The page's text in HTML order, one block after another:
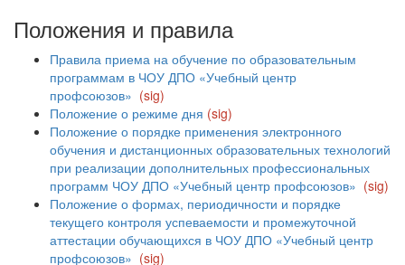
Положения и правила
Правила приема на обучение по образовательным
программам в ЧОУ ДПО «Учебный центр
профсоюзов» (sig)
Положение о режиме дня (sig)
Положение о порядке применения электронного
обучения и дистанционных образовательных технологий
при реализации дополнительных профессиональных
программ ЧОУ ДПО «Учебный центр профсоюзов» (sig)
Положение о формах, периодичности и порядке
текущего контроля успеваемости и промежуточной
аттестации обучающихся в ЧОУ ДПО «Учебный центр
профсоюзов» (sig)